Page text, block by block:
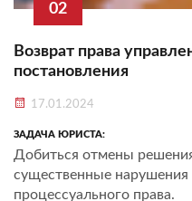
02
Возврат права
постановления
17.01.2024
ЗАДАЧА ЮРИСТА:
Добиться отмены
существенные нарушения
процессуального права.